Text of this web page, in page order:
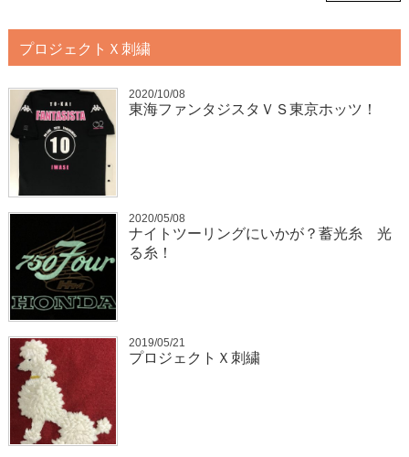
プロジェクトＸ刺繍
2020/10/08
東海ファンタジスタＶＳ東京ホッツ！
2020/05/08
ナイトツーリングにいかが？蓄光糸 光
る糸！
2019/05/21
プロジェクトＸ刺繍